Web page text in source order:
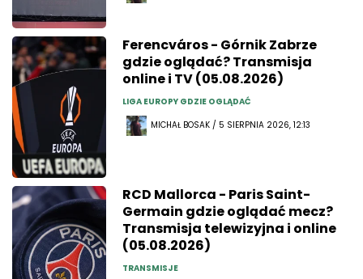
Ferencváros - Górnik Zabrze
gdzie oglądać? Transmisja
online i TV (05.08.2026)
LIGA EUROPY GDZIE OGLĄDAĆ
MICHAŁ BOSAK / 5 SIERPNIA 2026, 12:13
RCD Mallorca - Paris Saint-
Germain gdzie oglądać mecz?
Transmisja telewizyjna i online
(05.08.2026)
TRANSMISJE